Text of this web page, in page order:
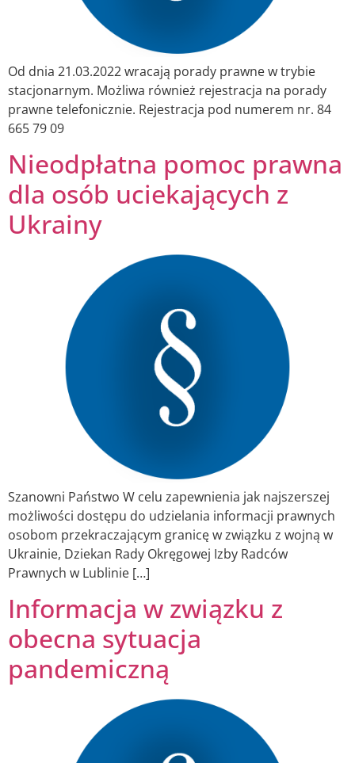
Od dnia 21.03.2022 wracają porady prawne w trybie
stacjonarnym. Możliwa również rejestracja na porady
prawne telefonicznie. Rejestracja pod numerem nr. 84
665 79 09
Nieodpłatna pomoc prawna
dla osób uciekających z
Ukrainy
Szanowni Państwo W celu zapewnienia jak najszerszej
możliwości dostępu do udzielania informacji prawnych
osobom przekraczającym granicę w związku z wojną w
Ukrainie, Dziekan Rady Okręgowej Izby Radców
Prawnych w Lublinie […]
Informacja w związku z
obecna sytuacja
pandemiczną